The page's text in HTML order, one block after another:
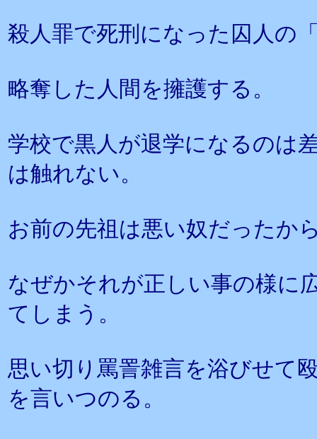
殺人罪で死刑になった囚人の
略奪した人間を擁護する。
学校で黒人が退学になるのは
は触れない。
お前の先祖は悪い奴だったか
なぜかそれが正しい事の様に
てしまう。
思い切り罵詈雑言を浴びせて
を言いつのる。